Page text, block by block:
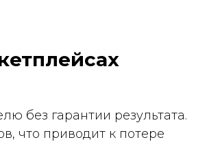
без гарантии результата.
что приводит к потере